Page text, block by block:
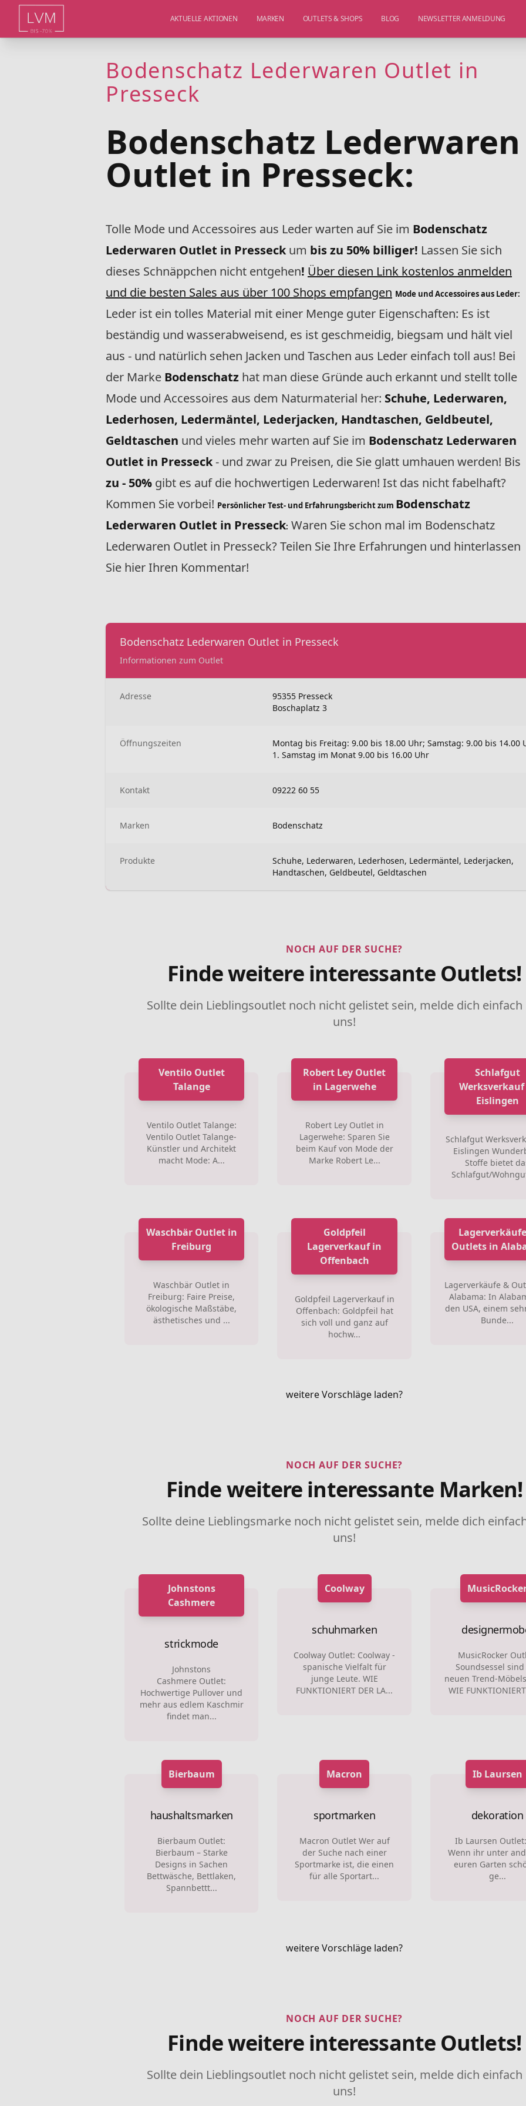
AKTUELLE AKTIONEN MARKEN OUTLETS & SHOPS BLOG NEWSLETTER ANMELDUNG
Bodenschatz Lederwaren Outlet in
Presseck
Bodenschatz Lederwaren
Outlet in Presseck:
Tolle Mode und Accessoires aus Leder warten auf Sie im Bodenschatz
Lederwaren Outlet in Presseck um bis zu 50% billiger! Lassen Sie sich
dieses Schnäppchen nicht entgehen! Über diesen Link kostenlos anmelden
und die besten Sales aus über 100 Shops empfangen Mode und Accessoires aus Leder:
Leder ist ein tolles Material mit einer Menge guter Eigenschaften: Es ist
beständig und wasserabweisend, es ist geschmeidig, biegsam und hält viel
aus - und natürlich sehen Jacken und Taschen aus Leder einfach toll aus! Bei
der Marke Bodenschatz hat man diese Gründe auch erkannt und stellt tolle
Mode und Accessoires aus dem Naturmaterial her: Schuhe, Lederwaren,
Lederhosen, Ledermäntel, Lederjacken, Handtaschen, Geldbeutel,
Geldtaschen und vieles mehr warten auf Sie im Bodenschatz Lederwaren
Outlet in Presseck- und zwar zu Preisen, die Sie glatt umhauen werden! Bis
zu - 50% gibt es auf die hochwertigen Lederwaren! Ist das nicht fabelhaft?
Kommen Sie vorbei! Persönlicher Test- und Erfahrungsbericht zum Bodenschatz
Lederwaren Outlet in Presseck: Waren Sie schon mal im Bodenschatz
Lederwaren Outlet in Presseck? Teilen Sie Ihre Erfahrungen und hinterlassen
Sie hier Ihren Kommentar!
Bodenschatz Lederwaren Outlet in Presseck
Informationen zum Outlet
Adresse
95355 Presseck
Boschaplatz 3
Öffnungszeiten
Montag bis Freitag: 9.00 bis 18.00 Uhr; Samstag: 9.00 bis 14.00
1. Samstag im Monat 9.00 bis 16.00 Uhr
Kontakt 09222 60 55
Marken Bodenschatz
Produkte
Schuhe, Lederwaren, Lederhosen, Ledermäntel, Lederjacken,
Handtaschen, Geldbeutel, Geldtaschen
NOCH AUF DER SUCHE?
Finde weitere interessante Outlets!
Sollte dein Lieblingsoutlet noch nicht gelistet sein, melde dich einfach
uns!
Ventilo Outlet
Talange
Ventilo Outlet Talange:
Ventilo Outlet Talange-
Künstler und Architekt
macht Mode: A...
Robert Ley Outlet
in Lagerwehe
Robert Ley Outlet in
Lagerwehe: Sparen Sie
beim Kauf von Mode der
Marke Robert Le...
Schlafgut
Eislingen
Schlafgut
Eislingen
Stoffe bietet
Schlafgut/
Waschbär Outlet in
Freiburg
Waschbär Outlet in
Freiburg: Faire Preise,
ökologische Maßstäbe,
ästhetisches und ...
Goldpfeil
Lagerverkauf in
Offenbach
Goldpfeil Lagerverkauf in
Offenbach: Goldpfeil hat
sich voll und ganz auf
hochw...
Outlets in
Lagerverkäufe &
Alabama: In
den USA, einem
Bunde...
weitere Vorschläge laden?
NOCH AUF DER SUCHE?
Finde weitere interessante Marken!
Sollte deine Lieblingsmarke noch nicht gelistet sein, melde dich
uns!
Johnstons
Cashmere
strickmode
Johnstons
Cashmere Outlet:
Hochwertige Pullover und
mehr aus edlem Kaschmir
findet man...
Coolway
schuhmarken
Coolway Outlet: Coolway -
spanische Vielfalt für
junge Leute. WIE
FUNKTIONIERT DER LA...
MusicRocker
Soundsessel
neuen Trend-
WIE
Bierbaum
haushaltsmarken
Bierbaum Outlet:
Bierbaum – Starke
Designs in Sachen
Bettwäsche, Bettlaken,
Spannbettt...
Macron
sportmarken
Macron Outlet Wer auf
der Suche nach einer
Sportmarke ist, die einen
für alle Sportart...
Ib Laursen
dekoration
Ib Laursen
Wenn ihr unter
euren Garten
ge...
weitere Vorschläge laden?
NOCH AUF DER SUCHE?
Finde weitere interessante Outlets!
Sollte dein Lieblingsoutlet noch nicht gelistet sein, melde dich einfach
uns!